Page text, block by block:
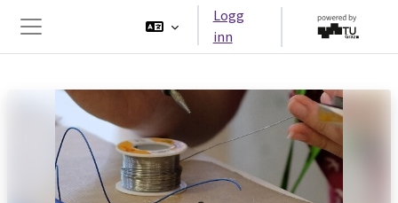
Sidepanel
Logg
inn